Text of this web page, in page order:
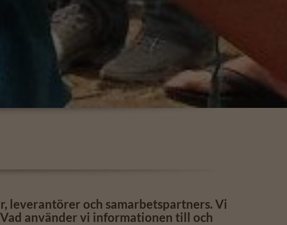
leverantörer och samarbetspartners. Vi
använder vi informationen till och